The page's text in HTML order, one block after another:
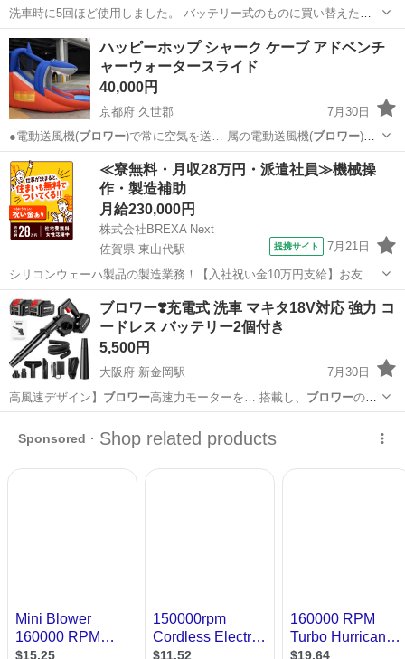
洗車時に5回ほど使用しました。 バッテリー式のものに買い替えたの
で出品。 ガソリン代を頂ければお届けもします。
東京 青梅市 金子駅 その他 ブロワー
ハッピーホップ シャーク ケーブ アドベンチ
ャーウォータースライド
40,000円
京都府 久世郡
7月30日
●電動送風機(ブロワー)で常に空気を送… 属の電動送風機(ブロワー)を
繋ぎ、スイッ…
京都 久世郡 マリンスポーツ
≪寮無料・月収28万円・派遣社員≫機械操
作・製造補助
月給230,000円
株式会社BREXA Next
佐賀県 東山代駅
提携サイト 7月21日
シリコンウェーハ製品の製造業務！【入社祝い金10万円支給】お友達
やカップルとの応募OK◎年間休日129日＆休出なしでプライベート充
実♪業務はクリーンルームで快適作業◎自社正社員登用制度あり★1食
300円～の格安食堂あり！《佐...
佐賀 伊万里市 東山代駅 その他
ブロワー❣️充電式 洗車 マキタ18V対応 強力 コ
ードレス バッテリー2個付き
5,500円
大阪府 新金岡駅
7月30日
高風速デザイン】 ブロワー高速力モーターを… 搭載し、 ブロワーの風
量を大幅アッ… １台2役の充電式ブロワーです。吹き出し口… 2026新
登場
ブロワー強力 洗車 ブ… ち式 軽量 エアブロワー